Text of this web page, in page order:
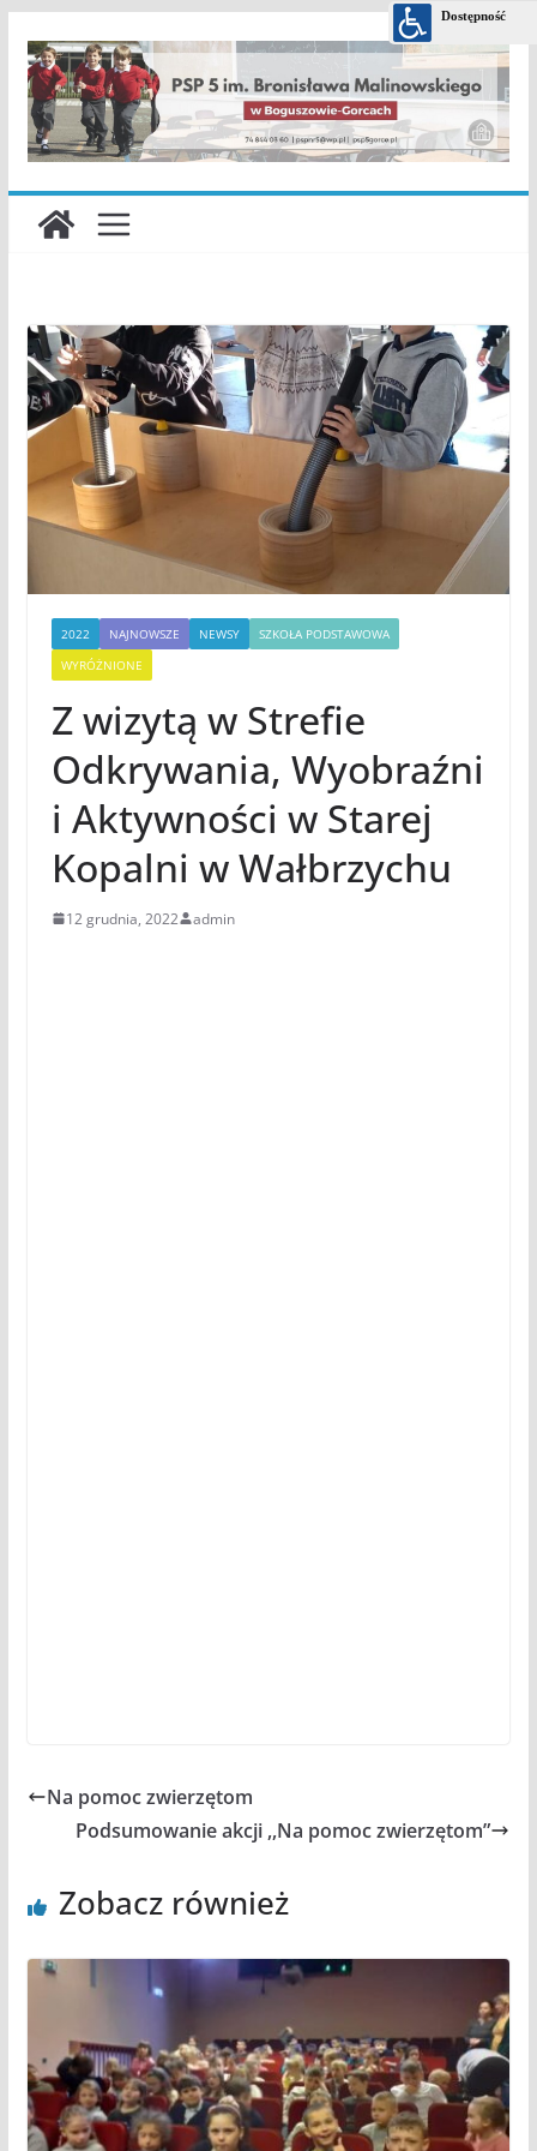
treści
2022 NAJNOWSZE NEWSY
SZKOŁA PODSTAWOWA
WYRÓŻNIONE
Z wizytą w Strefie
Odkrywania, Wyobraźni
i Aktywności w Starej
Kopalni w Wałbrzychu
12 grudnia, 2022 admin
Na pomoc zwierzętom
Podsumowanie akcji ,,Na pomoc zwierzętom”
Zobacz również